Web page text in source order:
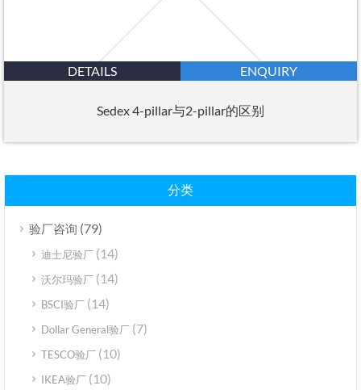
DETAILS ENQUIRY
Sedex 4-pillar与2-pillar的区别
分类
验厂咨询 (79)
迪士尼验厂 (14)
沃尔玛验厂 (14)
BSCI验厂 (14)
Dollar General验厂 (7)
TESCO验厂 (10)
IKEA验厂 (10)